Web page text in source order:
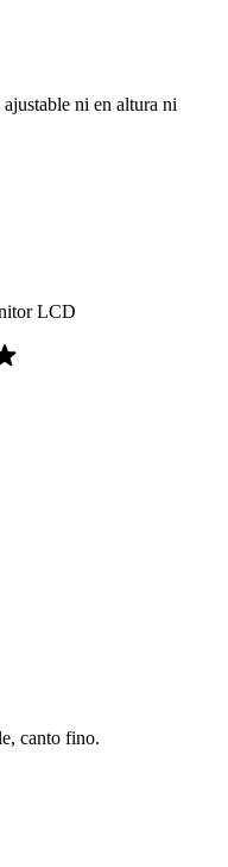
ni en altura ni
LCD
canto fino.